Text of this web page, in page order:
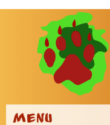
Menu